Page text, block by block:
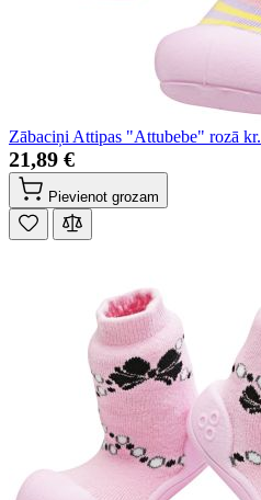
Zābaciņi Attipas "Attubebe" rozā kr.
21,89 €
Pievienot grozam